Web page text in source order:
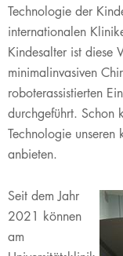
Technologie der
internationalen
Kindesalter ist diese
minimalinvasiven
roboterassistierten
durchgeführt. Schon
Technologie unseren
anbieten.
Seit dem Jahr
2021 können
am